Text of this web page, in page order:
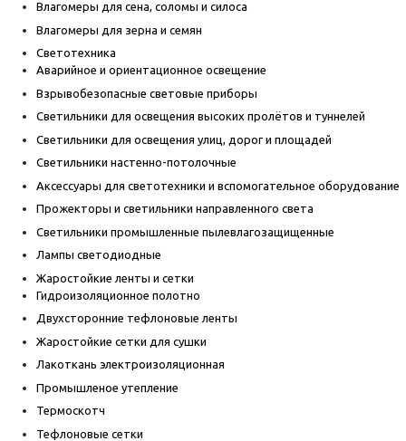
Влагомеры для сена, соломы и силоса
Влагомеры для зерна и семян
Светотехника
Аварийное и ориентационное освещение
Взрывобезопасные световые приборы
Светильники для освещения высоких пролётов и туннелей
Светильники для освещения улиц, дорог и площадей
Светильники настенно-потолочные
Аксессуары для светотехники и вспомогательное оборудование
Прожекторы и светильники направленного света
Светильники промышленные пылевлагозащищенные
Лампы светодиодные
Жаростойкие ленты и сетки
Гидроизоляционное полотно
Двухсторонние тефлоновые ленты
Жаростойкие сетки для сушки
Лакоткань электроизоляционная
Промышленое утепление
Термоскотч
Тефлоновые сетки